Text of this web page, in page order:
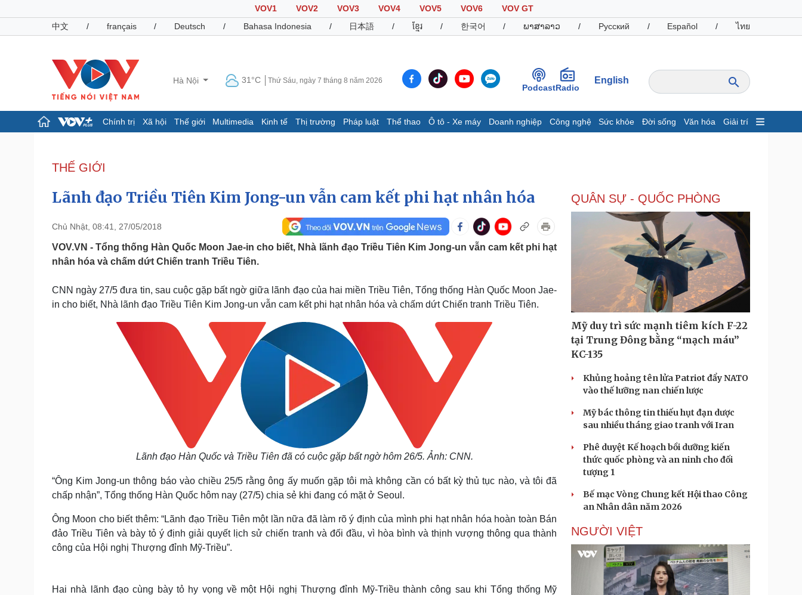
VOV1 VOV2 VOV3 VOV4 VOV5 VOV6
VOV GT
中文
/ français / Deutsch / Bahasa Indonesia / 日本語 / ខ្មែរ / 한국어 / ພາສາລາວ / Русский / Español / ไทย
Hà Nội 31°C Thứ Sáu, ngày 7 tháng 8 năm 2026
PodcastRadio
English
Chính trị Xã hội Thế giới Multimedia Kinh tế Thị trường Pháp luật Thể thao Ô tô - Xe máy Doanh nghiệp Công nghệ Sức khỏe Đời sống Văn hóa Giải trí
Đảng
Tổ chức nhân sự
Nhận diện sự thật
Dấu ấn VOV
Infographic
Chứng khoán
Giá cà phê
Pháp luật
Vụ án
Tư vấn luật
Quân sự - Quốc phòng
Vũ khí
Phân tích
Thể thao
Thế giới thể thao
eSports
Hậu trường
Ô tô - Xe máy
Tư vấn
Doanh nghiệp
Doanh nghiệp 24h
Doanh nhân
Công nghệ
Sành điệu
Tin Công nghệ
Trải nghiệm
Chuyển đổi số
Dinh dưỡng - món ngon
Đời sống
Nhà đẹp
Tình yêu - Gia đình
Sân khấu - Điện ảnh
Văn học
Âm nhạc
Nghệ sĩ
Thời trang
Sao Việt
Podcast
Câu chuyện thời sự
Cửa sổ tình yêu
Kể chuyện cho bé
Hạt giống tâm hồn
THẾ GIỚI
Lãnh đạo Triều Tiên Kim Jong-un vẫn cam kết phi hạt nhân hóa
Chủ Nhật, 08:41, 27/05/2018
VOV.VN - Tổng thống Hàn Quốc Moon Jae-in cho biết, Nhà lãnh đạo Triều Tiên Kim Jong-un vẫn cam kết phi hạt
nhân hóa và chấm dứt Chiến tranh Triều Tiên.
CNN ngày 27/5 đưa tin, sau cuộc gặp bất ngờ giữa lãnh đạo của hai miền Triều Tiên, Tổng thống Hàn Quốc Moon Jae-
in cho biết, Nhà lãnh đạo Triều Tiên Kim Jong-un vẫn cam kết phi hạt nhân hóa và chấm dứt Chiến tranh Triều Tiên.
Lãnh đạo Hàn Quốc và Triều Tiên đã có cuộc gặp bất ngờ hôm 26/5. Ảnh: CNN.
“Ông Kim Jong-un thông báo vào chiều 25/5 rằng ông ấy muốn gặp tôi mà không cần có bất kỳ thủ tục nào, và tôi đã
chấp nhận”, Tổng thống Hàn Quốc hôm nay (27/5) chia sẻ khi đang có mặt ở Seoul.
Ông Moon cho biết thêm: “Lãnh đạo Triều Tiên một lần nữa đã làm rõ ý định của mình phi hạt nhân hóa hoàn toàn Bán
đảo Triều Tiên và bày tỏ ý định giải quyết lịch sử chiến tranh và đối đầu, vì hòa bình và thịnh vượng thông qua thành
công của Hội nghị Thượng đỉnh Mỹ-Triều”.
Hai nhà lãnh đạo cùng bày tỏ hy vọng về một Hội nghị Thượng đỉnh Mỹ-Triều thành công sau khi Tổng thống Mỹ
QUÂN SỰ - QUỐC PHÒNG
Mỹ duy trì sức mạnh tiêm kích F-22
tại Trung Đông bằng “mạch máu”
KC-135
Khủng hoảng tên lửa Patriot đẩy NATO
vào thế lưỡng nan chiến lược
Mỹ bác thông tin thiếu hụt đạn dược
sau nhiều tháng giao tranh với Iran
Phê duyệt Kế hoạch bồi dưỡng kiến
thức quốc phòng và an ninh cho đối
tượng 1
Bế mạc Vòng Chung kết Hội thao Công
an Nhân dân năm 2026
NGƯỜI VIỆT